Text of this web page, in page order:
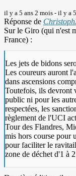
il y a 5 ans 2 mois - il y a
Réponse de
Sur le Giro (qui n'est
France) :
Les jets de bidons
Les coureurs auront
dans ascensions
Toutefois, ils devront
public ni pour les
respectées, les
règlement de l'UCI
Tour des Flandres,
mis hors course pour
pour faciliter le
zone de déchet d'1 à